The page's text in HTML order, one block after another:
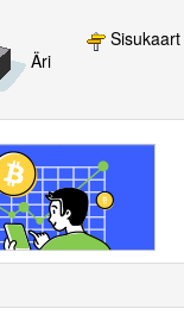
Äri
Sisukaart